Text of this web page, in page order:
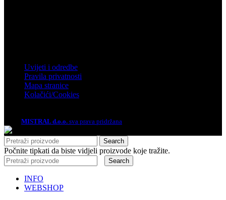
Uvijeti i odredbe
Pravila privatnosti
Mapa stranice
Kolačići/Cookies
MISTRAL d.o.o. sva prava pridržana
Search
Počnite tipkati da biste vidjeli proizvode koje tražite.
Search
INFO
WEBSHOP